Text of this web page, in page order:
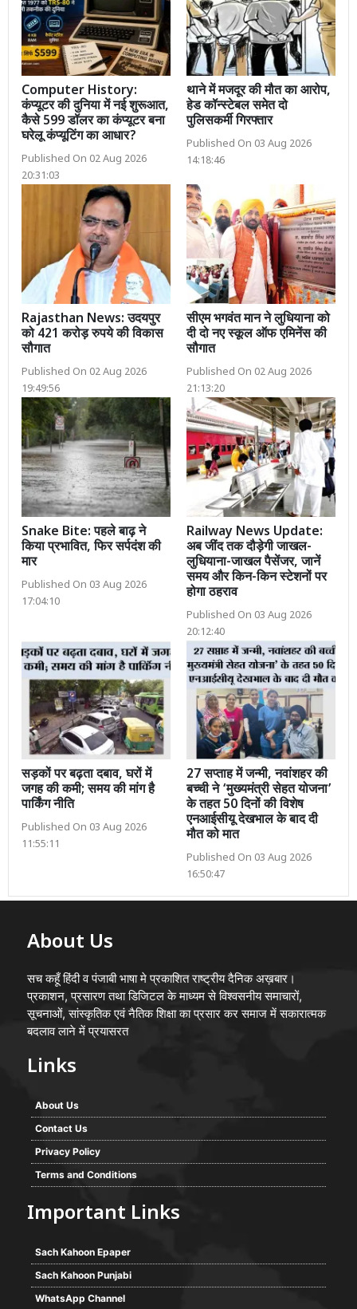
Computer History:
कंप्यूटर की दुनिया में नई शुरूआत,
कैसे 599 डॉलर का कंप्यूटर बना
घरेलू कंप्यूटिंग का आधार?
Published On 02 Aug 2026
20:31:03
थाने में मजदूर की मौत का आरोप,
हेड कॉन्स्टेबल समेत दो
पुलिसकर्मी गिरफ्तार
Published On 03 Aug 2026
14:18:46
Rajasthan News: उदयपुर
को 421 करोड़ रुपये की विकास
सौगात
Published On 02 Aug 2026
19:49:56
सीएम भगवंत मान ने लुधियाना को
दी दो नए स्कूल ऑफ एमिनेंस की
सौगात
Published On 02 Aug 2026
21:13:20
Snake Bite: पहले बाढ़ ने
किया प्रभावित, फिर सर्पदंश की
मार
Published On 03 Aug 2026
17:04:10
Railway News Update:
अब जींद तक दौड़ेगी जाखल-
लुधियाना-जाखल पैसेंजर, जानें
समय और किन-किन स्टेशनों पर
होगा ठहराव
Published On 03 Aug 2026
20:12:40
सड़कों पर बढ़ता दबाव, घरों में
जगह की कमी; समय की मांग है
पार्किंग नीति
Published On 03 Aug 2026
11:55:11
27 सप्ताह में जन्मी, नवांशहर की
बच्ची ने ‘मुख्यमंत्री सेहत योजना’
के तहत 50 दिनों की विशेष
एनआईसीयू देखभाल के बाद दी
मौत को मात
Published On 03 Aug 2026
16:50:47
About Us
सच कहूँ हिंदी व पंजाबी भाषा मे प्रकाशित राष्ट्रीय दैनिक अख़बार।
प्रकाशन, प्रसारण तथा डिजिटल के माध्यम से विश्वसनीय समाचारों,
सूचनाओं, सांस्कृतिक एवं नैतिक शिक्षा का प्रसार कर समाज में सकारात्मक
बदलाव लाने में प्रयासरत
Links
About Us
Contact Us
Privacy Policy
Terms and Conditions
Important Links
Sach Kahoon Epaper
Sach Kahoon Punjabi
WhatsApp Channel